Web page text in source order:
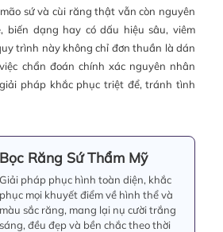
sứ và cùi răng thật vẫn còn nguyên
biến dạng hay có dấu hiệu sâu, viêm
trình này không chỉ đơn thuần là dán
chẩn đoán chính xác nguyên nhân
pháp khắc phục triệt để, tránh tình
Bọc Răng Sứ Thẩm Mỹ
Giải pháp phục hình toàn diện, khắc
phục mọi khuyết điểm về hình thể và
màu sắc răng, mang lại nụ cười trắng
sáng, đều đẹp và bền chắc theo thời